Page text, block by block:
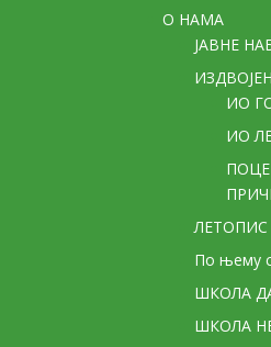
О НАМА
ЈАВНЕ
ИО
ИО
ЛЕТОПИС
По њему
ШКОЛА
ШКОЛА